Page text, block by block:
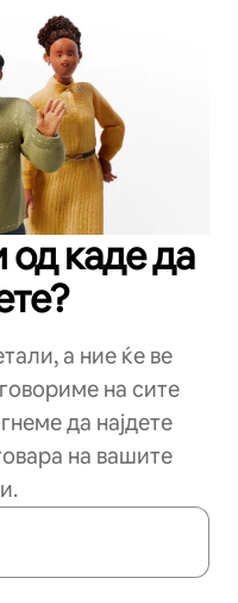
од каде да
а ние ќе ве
на сите
да најдете
на вашите